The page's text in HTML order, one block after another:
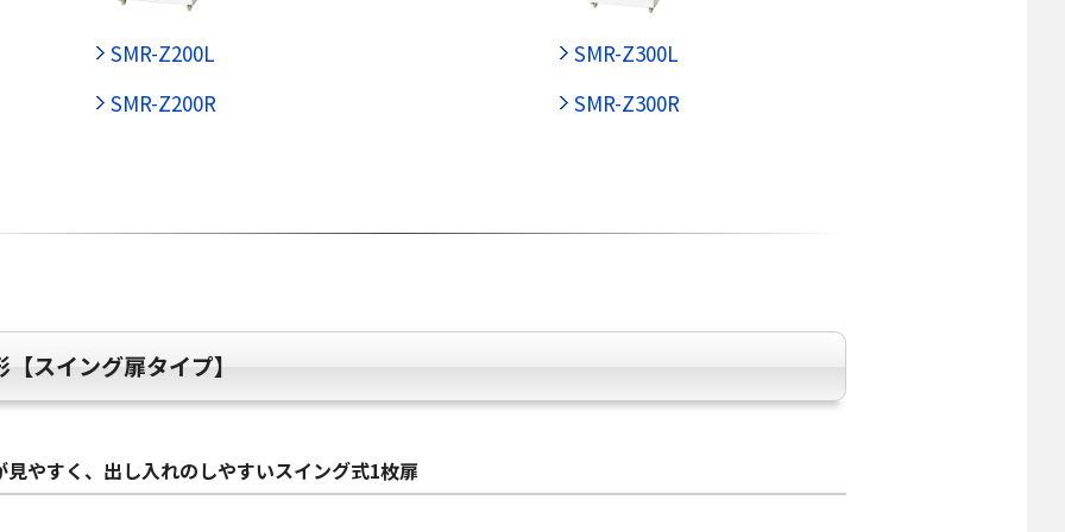
SMR-Z200L
SMR-Z200R
SMR-Z300L
SMR-Z300R
【スイング扉タイプ】
見やすく、出し入れのしやすいスイング式1枚扉